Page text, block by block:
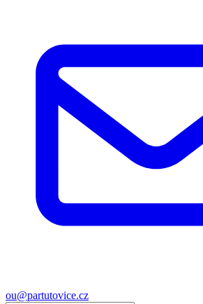
ou@partutovice.cz